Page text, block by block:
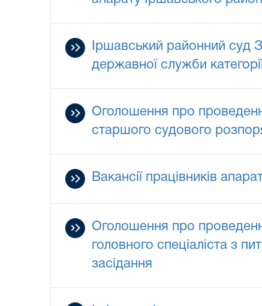
Іршавський районний суд
державної служби
Оголошення про
старшого судового
Вакансії працівників
Оголошення про
головного спеціаліста з
засідання